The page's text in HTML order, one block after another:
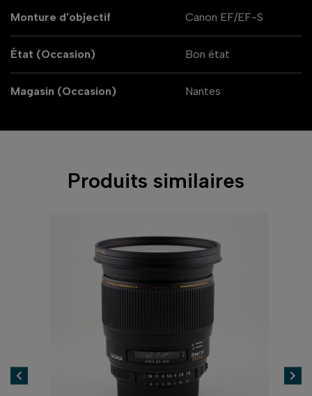
Monture d'objectif Canon EF/EF-S
État (Occasion) Bon état
Magasin (Occasion) Nantes
Produits similaires